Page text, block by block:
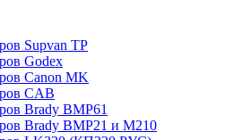
Supvan TP
Godex
Canon MK
CAB
Brady BMP61
Brady BMP21 и M210